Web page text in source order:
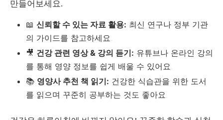
만들어보세요.
📖 신뢰할 수 있는 자료 활용: 최신 연구나 정부 기관
의 가이드를 참고하세요.
🎥 건강 관련 영상 & 강의 듣기: 유튜브나 온라인 강의
를 통해 영양 정보를 쉽게 배울 수 있어요.
📚 영양사 추천 책 읽기: 건강한 식습관을 위한 도서
를 읽으며 꾸준히 공부하는 것도 좋아요.